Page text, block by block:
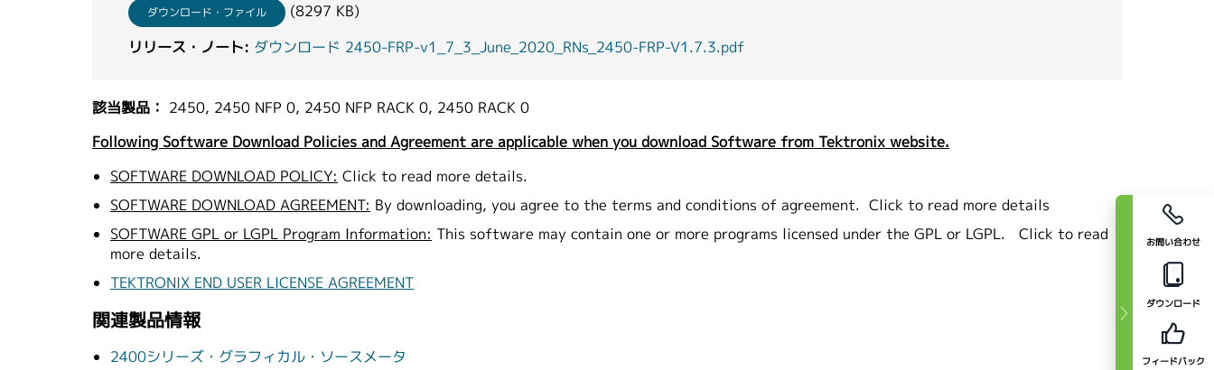
お問い合わせ
ダウンロード
フィードバック
ダウンロード・ファイル
(8297 KB)
リリース・ノート: ダウンロード 2450-FRP-v1_7_3_June_2020_RNs_2450-FRP-V1.7.3.pdf
該当製品： 2450, 2450 NFP 0, 2450 NFP RACK 0, 2450 RACK 0
Following Software Download Policies and Agreement are applicable when you download Software from Tektronix website.
SOFTWARE DOWNLOAD POLICY: Click to read more details.
SOFTWARE DOWNLOAD AGREEMENT: By downloading, you agree to the terms and conditions of agreement. Click to read more details
SOFTWARE GPL or LGPL Program Information: This software may contain one or more programs licensed under the GPL or LGPL.
Click to read
more details.
TEKTRONIX END USER LICENSE AGREEMENT
関連製品情報
2400シリーズ・グラフィカル・ソースメータ